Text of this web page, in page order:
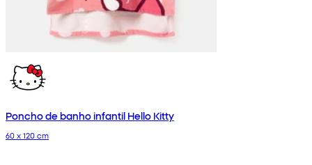
Poncho de banho infantil Hello Kitty
60 x 120 cm